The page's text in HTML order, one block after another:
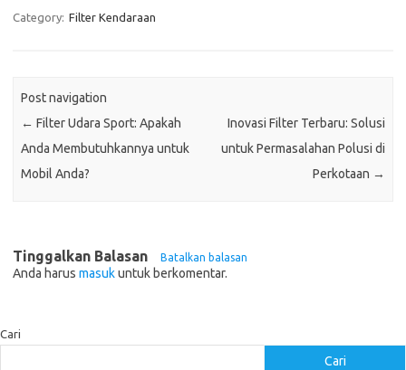
Category: Filter Kendaraan
Post navigation
← Filter Udara Sport: Apakah
Anda Membutuhkannya untuk
Mobil Anda?
Inovasi Filter Terbaru: Solusi
untuk Permasalahan Polusi di
Perkotaan →
Tinggalkan Balasan Batalkan balasan
Anda harus masukuntuk berkomentar.
Cari
Cari